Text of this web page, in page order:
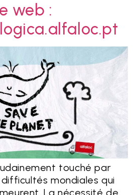
web :
touché par
mondiales qui